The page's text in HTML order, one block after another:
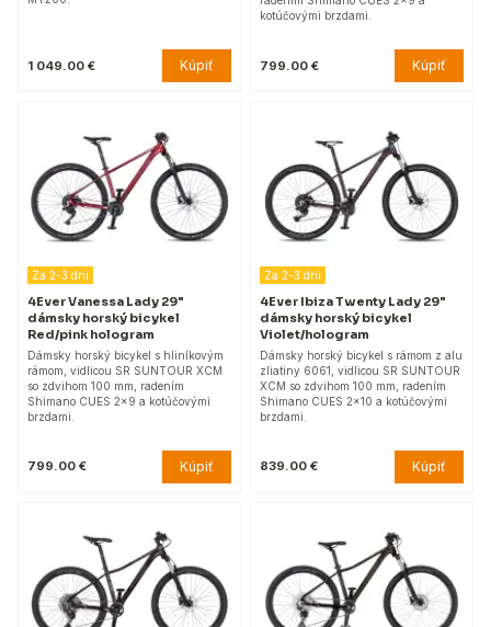
1 049.00 € Kúpiť
kotúčovými brzdami.
799.00 € Kúpiť
Za 2-3 dni
4Ever Vanessa Lady 29"
dámsky horský bicykel
Red/pink hologram
Dámsky horský bicykel s hliníkovým
rámom, vidlicou SR SUNTOUR XCM
so zdvihom 100 mm, radením
Shimano CUES 2x9 a kotúčovými
brzdami.
799.00 € Kúpiť
Za 2-3 dni
4Ever Ibiza Twenty Lady 29"
dámsky horský bicykel
Violet/hologram
Dámsky horský bicykel s rámom z alu
zliatiny 6061, vidlicou SR SUNTOUR
XCM so zdvihom 100 mm, radením
Shimano CUES 2x10 a kotúčovými
brzdami.
839.00 € Kúpiť